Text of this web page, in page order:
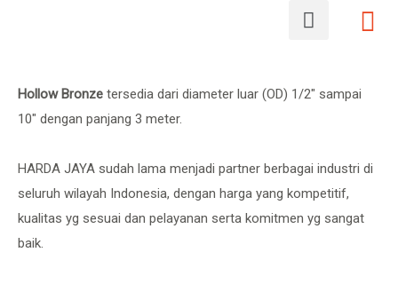
Hollow Bronze tersedia dari diameter luar (OD) 1/2″ sampai
10″ dengan panjang 3 meter.
HARDA JAYA sudah lama menjadi partner berbagai industri di
seluruh wilayah Indonesia, dengan harga yang kompetitif,
kualitas yg sesuai dan pelayanan serta komitmen yg sangat
baik.